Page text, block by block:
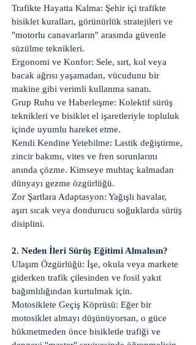
Trafikte Hayatta Kalma: Şehir içi trafikte
bisiklet kuralları, görünürlük stratejileri ve
"motorlu canavarların" arasında güvenle
süzülme teknikleri.
Ergonomi ve Konfor: Sele, sırt, kol veya
bacak ağrısı yaşamadan, vücudunu bir
makine gibi verimli kullanma sanatı.
Grup Ruhu ve Haberleşme: Kolektif sürüş
teknikleri ve bisiklet el işaretleriyle topluluk
içinde uyumlu hareket etme.
Kendi Kendine Yetebilme: Lastik değiştirme,
zincir bakımı, vites ve fren sorunlarını
anında çözme. Kimseye muhtaç kalmadan
dünyayı gezme özgürlüğü.
Zor Şartlara Adaptasyon: Yağışlı havalar,
aşırı sıcak veya dondurucu soğuklarda sürüş
disiplini.
2. Neden İleri Sürüş Eğitimi Almalısın?
Ulaşım Özgürlüğü: İşe, okula veya markete
giderken trafik çilesinden ve fosil yakıt
bağımlılığından kurtulmak için.
Motosiklete Geçiş Köprüsü: Eğer bir
motosiklet almayı düşünüyorsan, o güce
hükmetmeden önce bisikletle trafiği ve